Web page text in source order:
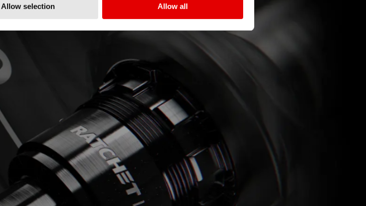
Allow selection Allow all